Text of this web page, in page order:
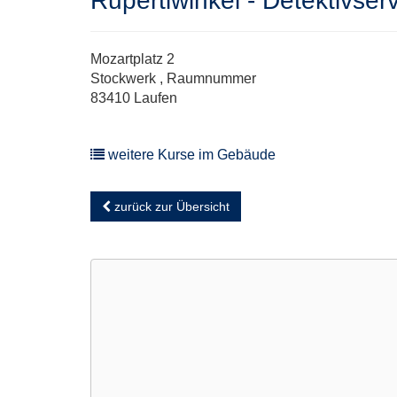
Mozartplatz 2
Stockwerk , Raumnummer
83410 Laufen
weitere Kurse im Gebäude
zurück zur Übersicht